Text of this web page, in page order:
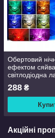
Обертовий
ефектом сяйва,
світлодіодна
пультом RGB-
288 ₴
Акційні